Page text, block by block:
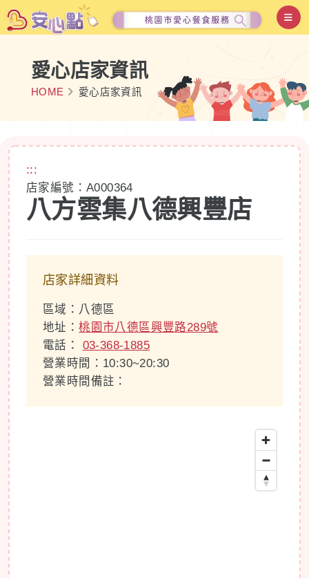
愛心店家資訊
HOME 愛心店家資訊
:::
店家編號：A000364
八方雲集八德興豐店
店家詳細資料
區域：八德區
地址：桃園市八德區興豐路289號
電話： 03-368-1885
營業時間：10:30~20:30
營業時間備註：